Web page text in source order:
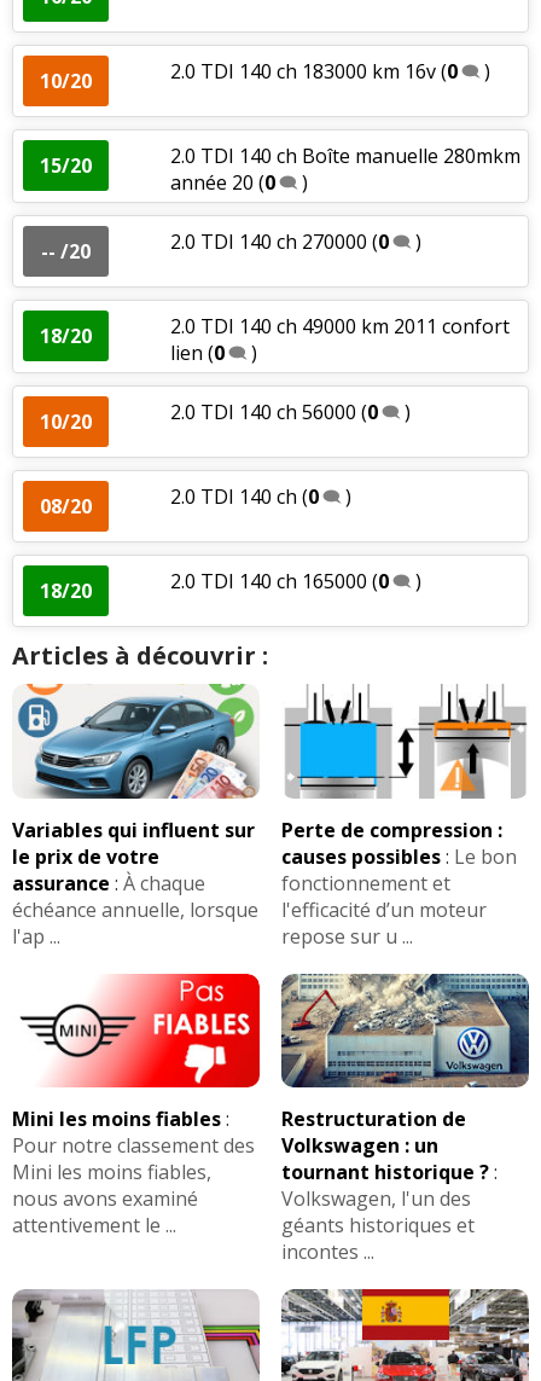
10/20 2.0 TDI 140 ch 183000 km 16v(0 )
15/20
2.0 TDI 140 ch Boîte manuelle 280mkm
année 20 (0 )
-- /20 2.0 TDI 140 ch 270000 (0 )
18/20
2.0 TDI 140 ch 49000 km 2011 confort
lien (0 )
10/20 2.0 TDI 140 ch 56000 (0 )
08/20 2.0 TDI 140 ch (0 )
18/20 2.0 TDI 140 ch 165000 (0 )
Articles à découvrir :
Variables qui influent sur
le prix de votre
assurance : À chaque
échéance annuelle, lorsque
l'ap ...
Perte de compression :
causes possibles: Le bon
fonctionnement et
l'efficacité d’un moteur
repose sur u ...
Mini les moins fiables:
Pour notre classement des
Mini les moins fiables,
nous avons examiné
attentivement le ...
Restructuration de
Volkswagen : un
tournant historique ?:
Volkswagen, l'un des
géants historiques et
incontes ...